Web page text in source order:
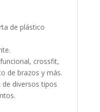
de plástico
crossfit,
de brazos y más.
de diversos tipos